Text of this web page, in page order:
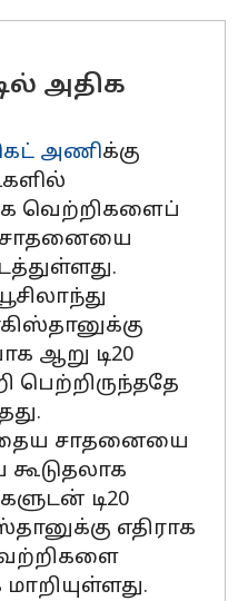
அதிக
அணிக்கு
வெற்றிகளைப்
ஆறு டி20
பெற்றிருந்ததே
சாதனையை
கூடுதலாக
டி20
எதிராக